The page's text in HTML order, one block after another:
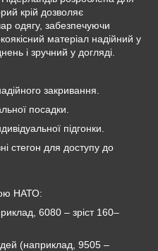
крій дозволяє
одягу, забезпечуючи
матеріал надійний у
і зручний у догляді.
закривання.
посадки.
підгонки.
стегон для доступу до
НАТО:
6080 – зріст 160–
(наприклад, 9505 –